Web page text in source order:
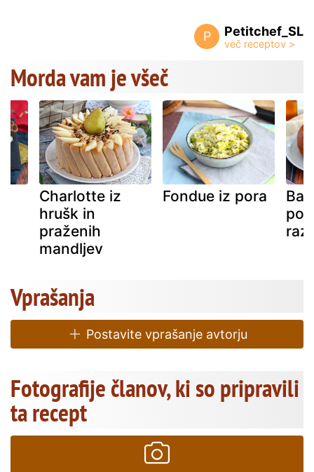
P Petitchef_SL
Morda vam je všeč
Charlotte iz
hrušk in
praženih
mandljev
Fondue iz pora
Vprašanja
Postavite vprašanje avtorju
Fotografije članov, ki so pripravili
ta recept